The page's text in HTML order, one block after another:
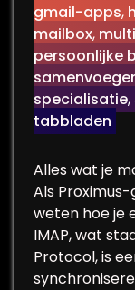
gmail-apps,
mailbox,
persoonlijke
specialisatie,
tabbladen
Alles wat je
Als
weten hoe je
IMAP, wat
Protocol, is